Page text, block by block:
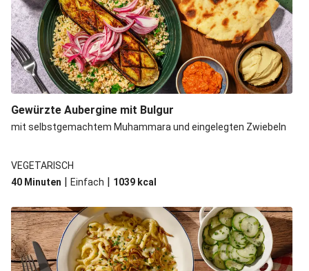
Gewürzte Aubergine mit Bulgur
mit selbstgemachtem Muhammara und eingelegten Zwiebeln
VEGETARISCH
40 Minuten | Einfach | 1039 kcal